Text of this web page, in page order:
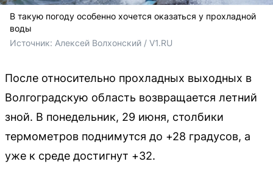
В такую погоду особенно хочется оказаться у прохладной
воды
Источник: Алексей Волхонский / V1.RU
После относительно прохладных выходных в
Волгоградскую область возвращается летний
зной. В понедельник, 29 июня, столбики
термометров поднимутся до +28 градусов, а
уже к среде достигнут +32.